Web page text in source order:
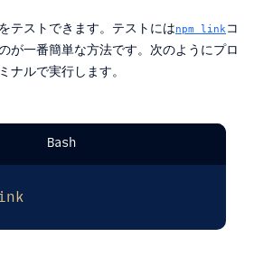
テストできます。テストにはnpm linkコ
が一番簡単な方法です。次のようにプロ
ナルで実行します。
Bash